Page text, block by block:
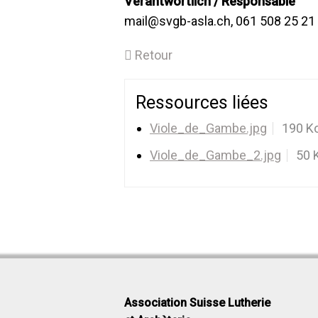
mail@svgb-asla.ch, 061 508 25 21
Retour
Ressources liées
Viole_de_Gambe.jpg
190
Viole_de_Gambe_2.jpg
50
Association Suisse Lutherie